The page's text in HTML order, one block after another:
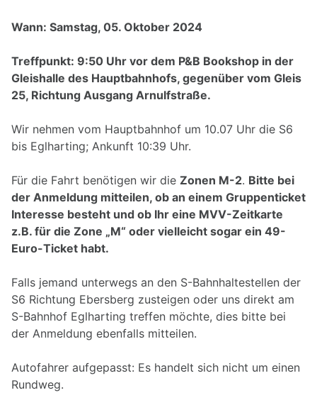
Wann: Samstag, 05. Oktober 2024
Treffpunkt: 9:50 Uhr vor dem P&B Bookshop in der
Gleishalle des Hauptbahnhofs, gegenüber vom Gleis
25, Richtung Ausgang Arnulfstraße.
Wir nehmen vom Hauptbahnhof um 10.07 Uhr die S6
bis Eglharting; Ankunft 10:39 Uhr.
Für die Fahrt benötigen wir die Zonen M-2. Bitte bei
der Anmeldung mitteilen, ob an einem Gruppenticket
Interesse besteht und ob Ihr eine MVV-Zeitkarte
z.B. für die Zone „M“ oder vielleicht sogar ein 49-
Euro-Ticket habt.
Falls jemand unterwegs an den S-Bahnhaltestellen der
S6 Richtung Ebersberg zusteigen oder uns direkt am
S-Bahnhof Eglharting treffen möchte, dies bitte bei
der Anmeldung ebenfalls mitteilen.
Autofahrer aufgepasst: Es handelt sich nicht um einen
Rundweg.